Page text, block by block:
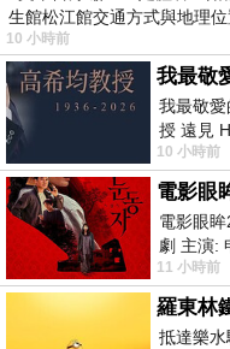
生館松江館交通方式與地理
10 小時前
我最敬
授 遠見
老闆、遠
10 小時前
電影眼
電影眼
劇 主演:
眸2026
11 小時前
羅東林
抵達樂水